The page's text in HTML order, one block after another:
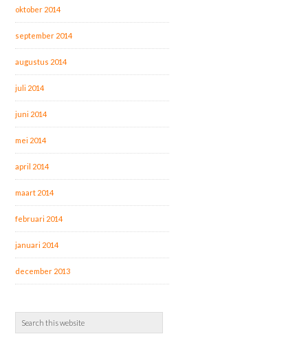
oktober 2014
september 2014
augustus 2014
juli 2014
juni 2014
mei 2014
april 2014
maart 2014
februari 2014
januari 2014
december 2013